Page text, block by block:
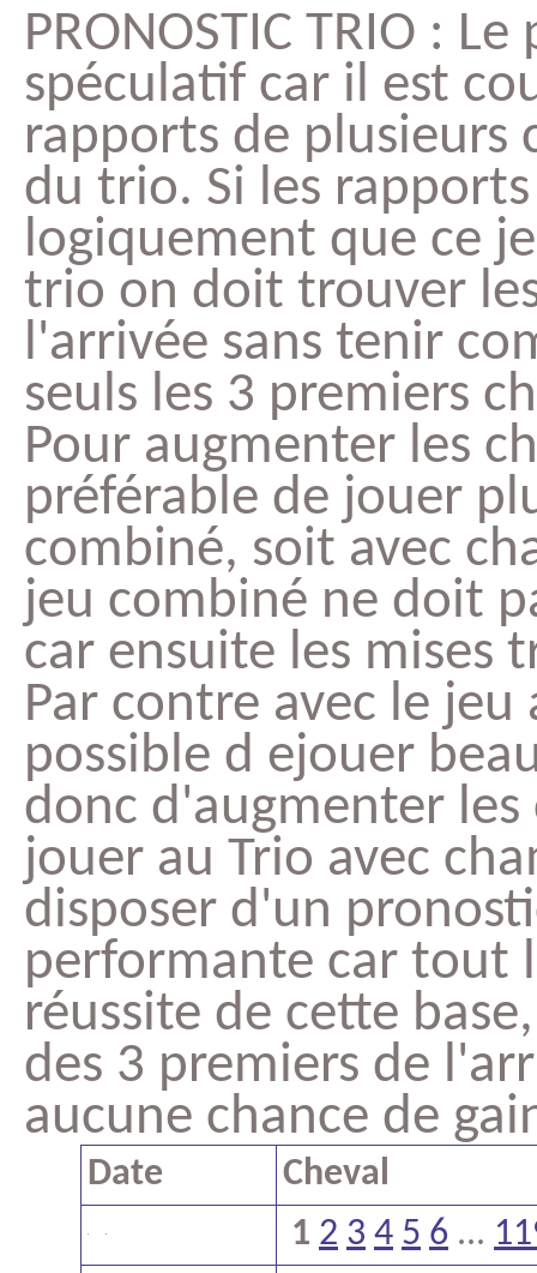
PRONOSTIC TRIO :
spéculatif car il est
rapports de plusieurs
du trio. Si les
logiquement que ce
trio on doit trouver
l'arrivée sans tenir
seuls les 3 premiers
Pour augmenter les
préférable de jouer
combiné, soit avec
jeu combiné ne doit
car ensuite les mises
Par contre avec le
possible d ejouer
donc d'augmenter les
jouer au Trio avec
disposer d'un
performante car tout
réussite de cette
des 3 premiers de
aucune chance de
Date
Cheval
1 2 3 4 5 6 ...